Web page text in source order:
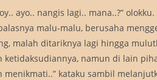
ayo.. nangis lagi.. mana..?” olokku.
malu-malu, berusaha
malah ditariknya lagi hingga
namun di lain
menikmati..” kataku sambil